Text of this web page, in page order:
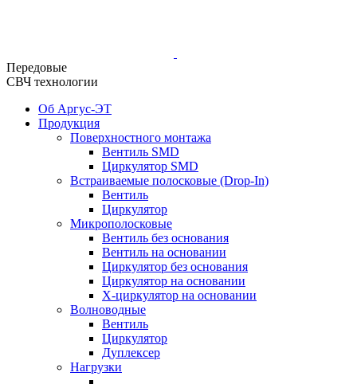
Передовые
СВЧ технологии
Об Аргус-ЭТ
Продукция
Поверхностного монтажа
Вентиль SMD
Циркулятор SMD
Встраиваемые полосковые (Drop-In)
Вентиль
Циркулятор
Микрополосковые
Вентиль без основания
Вентиль на основании
Циркулятор без основания
Циркулятор на основании
Х-циркулятор на основании
Волноводные
Вентиль
Циркулятор
Дуплексер
Нагрузки